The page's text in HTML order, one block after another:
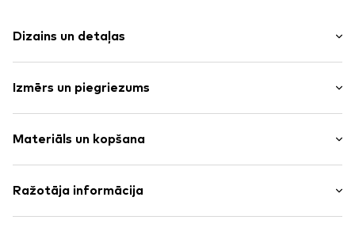
Dizains un detaļas
Krekls adīts
Apaļš izgriezums
Stepēts apakšmala/mala
Mīksta saķere
Izmērs un piegriezums
Garums: Normāls garums
Piegriezums: Standarta forma
Materiāls un kopšana
Materiāls: 100% Kokvilna
Ražotāja informācija